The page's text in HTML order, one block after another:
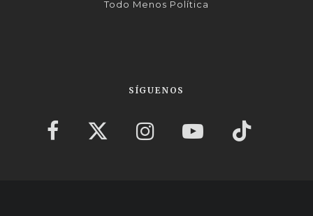
Todo Menos Política
SÍGUENOS